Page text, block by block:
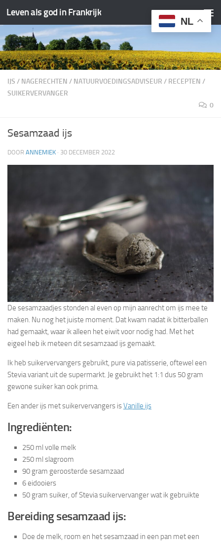
Doorgaan naar inhoud
Leven als god in Frankrijk
IJS / NAGERECHTEN / NATUURVOEDINGSADVISEUR / RECEPTEN /
SUIKERVERVANGER
0
Sesamzaad ijs
DOOR ANNEMIEK · 30 DECEMBER 2022
De sesamzaadjes stonden al even op mijn aanrecht om ijs mee te
maken. Nu nog het juiste moment. Dat kwam nadat ik bitterballen
had gemaakt, waar ik alleen het eiwit voor nodig had. Met het
eigeel heb ik meteen dit sesamzaad ijs gemaakt.
Ik heb suikervervangers gebruikt, pure via patisserie, oftewel een
Stevia variant uit de supermarkt. Je gebruikt het 1:1 dus 50 gram
gewone suiker kan ook prima.
Een ander ijs met suikervervangers isVanille ijs
Ingrediënten:
250 ml volle melk
250 ml slagroom
90 gram geroosterde sesamzaad
6 eidooiers
50 gram suiker, of Stevia suikervervanger wat ik gebruikte
Bereiding sesamzaad ijs:
Doe de melk, room en het sesamzaad in een pan met een
NL